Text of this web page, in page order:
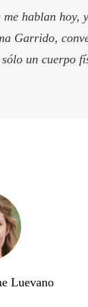
hablan hoy,
Garrido,
un cuerpo
Luevano